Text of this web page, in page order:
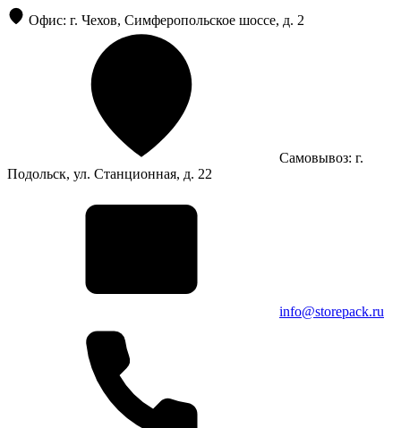
Офис: г. Чехов, Симферопольское шоссе, д. 2
Самовывоз: г.
Подольск, ул. Станционная, д. 22
info@storepack.ru